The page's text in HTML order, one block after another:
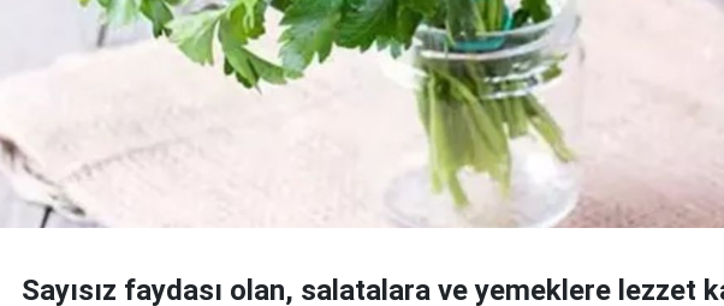
Sayısız faydası olan, salatalara ve yemeklere lezzet